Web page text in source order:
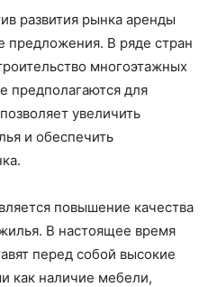
развития рынка аренды
предложения. В ряде стран
многоэтажных
предполагаются для
увеличить
и обеспечить
повышение качества
В настоящее время
перед собой высокие
как наличие мебели,